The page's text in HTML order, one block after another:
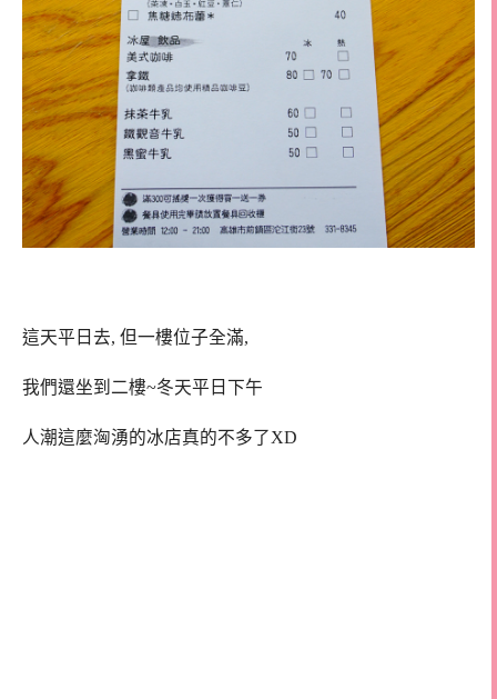
這天平日去, 但一樓位子全滿,
我們還坐到二樓~冬天平日下午
人潮這麼洶湧的冰店真的不多了XD